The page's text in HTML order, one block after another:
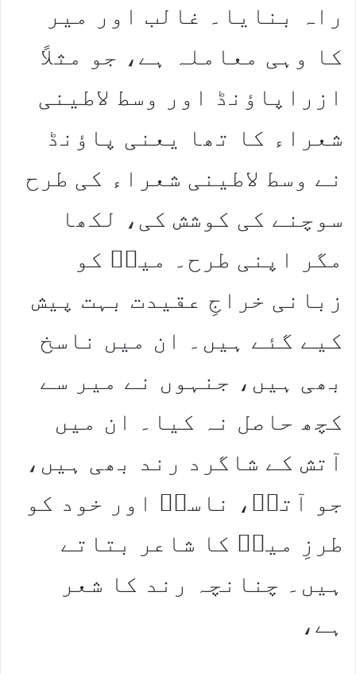
راہ بنایا۔ غالب اور میر
کا وہی معاملہ ہے، جو مثلاً
ازراپاؤنڈ اور وسط لاطینی
شعراء کا تھا یعنی پاؤنڈ
نے وسط لاطینی شعراء کی طرح
سوچنے کی کوشش کی، لکھا
مگر اپنی طرح۔ میرؔ کو
زبانی خراجِ عقیدت بہت پیش
کیے گئے ہیں۔ ان میں ناسخ
بھی ہیں، جنہوں نے میر سے
کچھ حاصل نہ کیا۔ ان میں
آتش کے شاگرد رند بھی ہیں،
جو آتشؔ، ناسخؔ اور خود کو
طرزِ میرؔ کا شاعر بتاتے
ہیں۔ چنانچہ رند کا شعر
ہے،